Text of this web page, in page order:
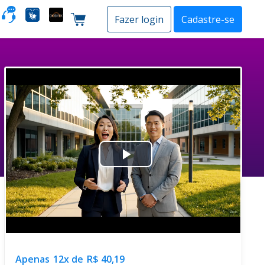
Carrinho de compras
Fazer login Cadastre-se
Play
Video
Apenas 12x de R$ 40,19